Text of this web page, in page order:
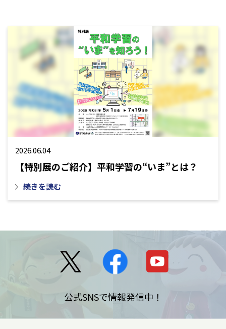
2026.06.04
【特別展のご紹介】平和学習の“いま”とは？
続きを読む
公式SNSで情報発信中！